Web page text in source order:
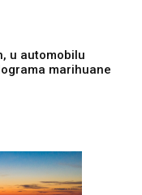
u automobilu
marihuane